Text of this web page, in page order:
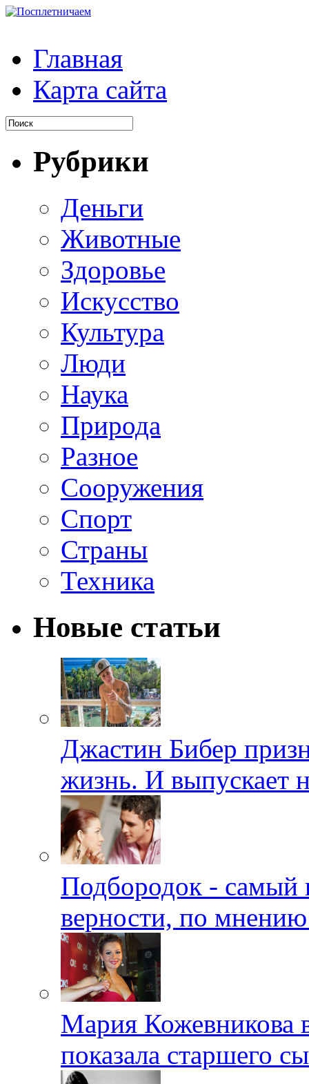
Главная
Карта сайта
Рубрики
Деньги
Животные
Здоровье
Искусство
Культура
Люди
Наука
Природа
Разное
Сооружения
Спорт
Страны
Техника
Новые статьи
Джастин Бибер
жизнь. И выпускает
Подбородок - самый
верности, по
Мария Кожевникова
показала старшего